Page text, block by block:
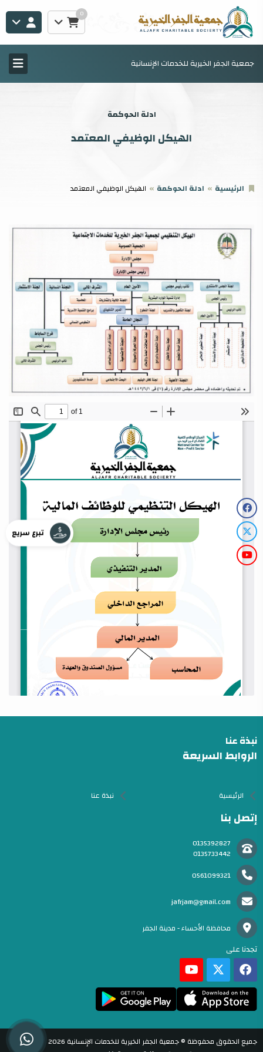
0
جمعية الجفر الخيرية للخدمات الإنسانية
ادلة الحوكمة
الهيكل الوظيفي المعتمد
الرئيسية ادلة الحوكمة الهيكل الوظيفي المعتمد
نبذة عنا
الروابط السريعة
الرئيسية نبذة عنا
إتصل بنا
0135392827
0135733442
0561099321
jafrjam@gmail.com
محافظة الأحساء - مدينة الجفر
تجدنا على
جميع الحقوق محفوظة © جمعية الجفر الخيرية للخدمات الإنسانية 2026
تبرع سريع